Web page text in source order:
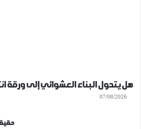
هل يتحول البناء العشوائي إلى ورقة
07/08/2026